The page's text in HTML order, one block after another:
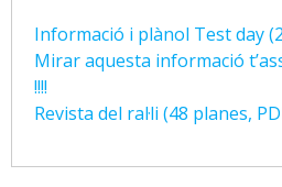
Informació i plànol Test day
Mirar aquesta informació
!!!!
Revista del ral·li (48 planes,